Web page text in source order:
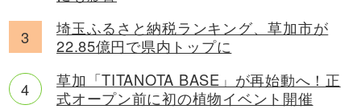
埼玉ふるさと納税ランキング、草加市が
22.85億円で県内トップに
草加「TITANOTA BASE」が再始動へ！正
式オープン前に初の植物イベント開催